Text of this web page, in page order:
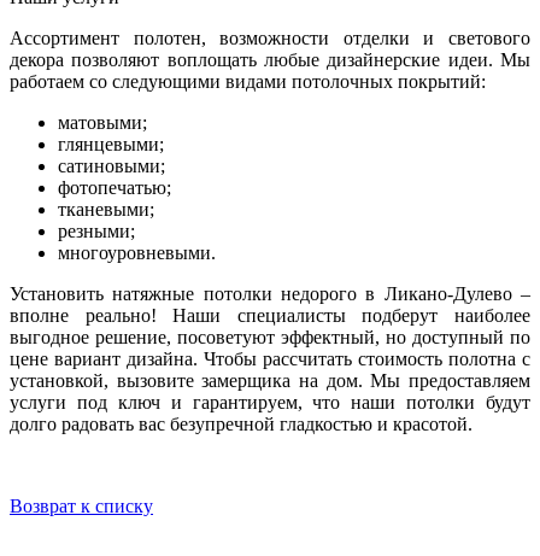
Ассортимент полотен, возможности отделки и светового
декора позволяют воплощать любые дизайнерские идеи. Мы
работаем со следующими видами потолочных покрытий:
матовыми;
глянцевыми;
сатиновыми;
фотопечатью;
тканевыми;
резными;
многоуровневыми.
Установить натяжные потолки недорого в Ликано-Дулево –
вполне реально! Наши специалисты подберут наиболее
выгодное решение, посоветуют эффектный, но доступный по
цене вариант дизайна. Чтобы рассчитать стоимость полотна с
установкой, вызовите замерщика на дом. Мы предоставляем
услуги под ключ и гарантируем, что наши потолки будут
долго радовать вас безупречной гладкостью и красотой.
Возврат к списку